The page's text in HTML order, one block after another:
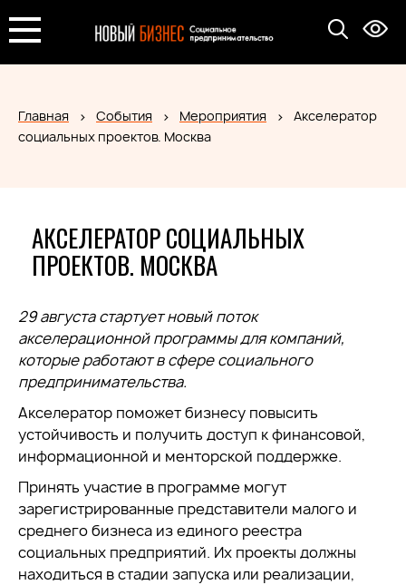
Главная События Мероприятия
Акселератор
социальных проектов. Москва
АКСЕЛЕРАТОР СОЦИАЛЬНЫХ
ПРОЕКТОВ. МОСКВА
29 августа стартует новый поток
акселерационной программы для компаний,
которые работают в сфере социального
предпринимательства.
Акселератор поможет бизнесу повысить
устойчивость и получить доступ к финансовой,
информационной и менторской поддержке.
Принять участие в программе могут
зарегистрированные представители малого и
среднего бизнеса из единого реестра
социальных предприятий. Их проекты должны
находиться в стадии запуска или реализации,